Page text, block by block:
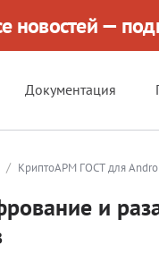
новостей —
Документация
/ КриптоАРМ ГОСТ для
и